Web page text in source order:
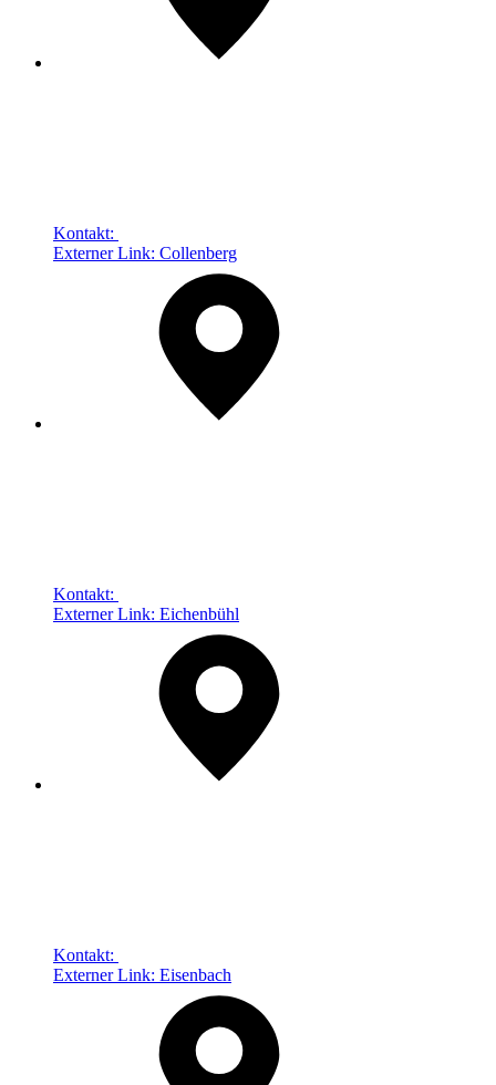
Kontakt:
Externer Link: Collenberg
Kontakt:
Externer Link: Eichenbühl
Kontakt:
Externer Link: Eisenbach